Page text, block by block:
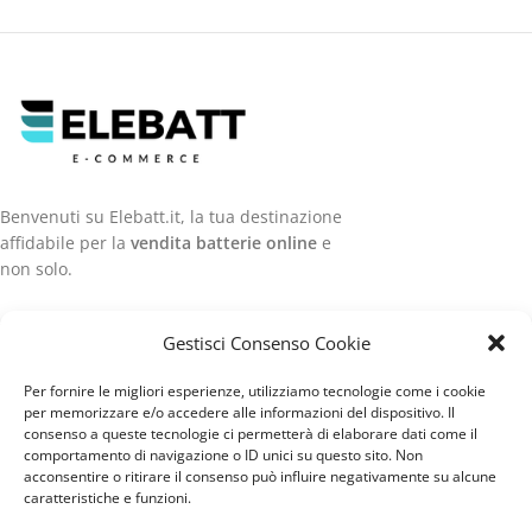
Gestisci Consenso Cookie
Per fornire le migliori esperienze, utilizziamo tecnologie come i cookie
per memorizzare e/o accedere alle informazioni del dispositivo. Il
consenso a queste tecnologie ci permetterà di elaborare dati come il
comportamento di navigazione o ID unici su questo sito. Non
acconsentire o ritirare il consenso può influire negativamente su alcune
caratteristiche e funzioni.
Benvenuti su Elebatt.it, la tua destinazione
affidabile per la vendita batterie online e
non solo.
News
GDPR
Cookie Policy